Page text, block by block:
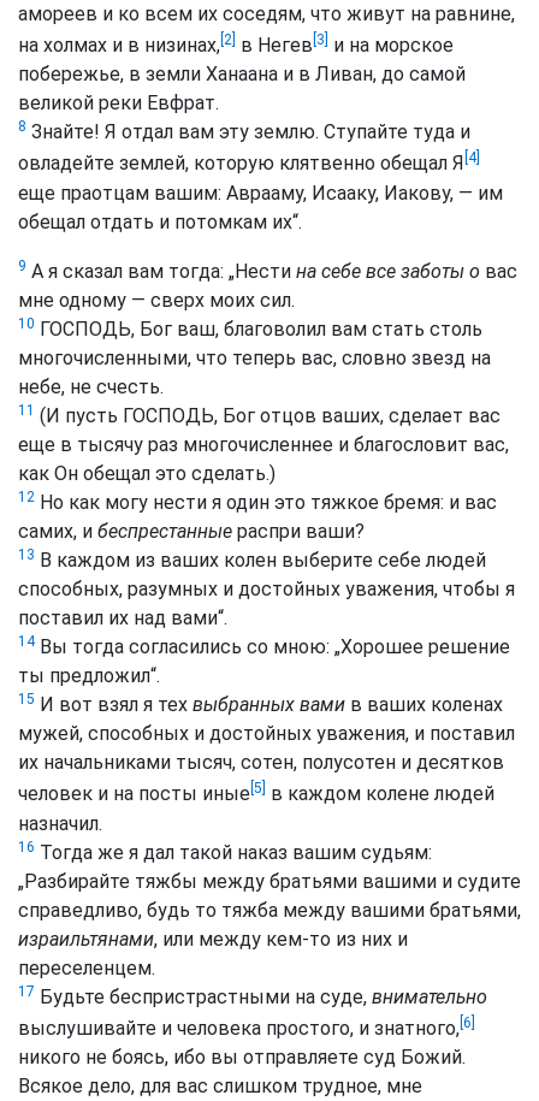
амореев и ко всем их соседям, что живут на равнине,
на холмах и в низинах, [2] в Негев [3]
и на морское
побережье, в земли Ханаана и в Ливан, до самой
великой реки Евфрат.
8 Знайте! Я отдал вам эту землю. Ступайте туда и
овладейте землей, которую клятвенно обещал Я [4]
еще праотцам вашим: Аврааму, Исааку, Иакову, — им
обещал отдать и потомкам их“.
9 А я сказал вам тогда: „Нести на себе все заботы о вас
мне одному — сверх моих сил.
10 ГОСПОДЬ, Бог ваш, благоволил вам стать столь
многочисленными, что теперь вас, словно звезд на
небе, не счесть.
11 (И пусть ГОСПОДЬ, Бог отцов ваших, сделает вас
еще в тысячу раз многочисленнее и благословит вас,
как Он обещал это сделать.)
12 Но как могу нести я один это тяжкое бремя: и вас
самих, и беспрестанные распри ваши?
13 В каждом из ваших колен выберите себе людей
способных, разумных и достойных уважения, чтобы я
поставил их над вами“.
14Вы тогда согласились со мною: „Хорошее решение
ты предложил“.
15 И вот взял я тех выбранных вами в ваших коленах
мужей, способных и достойных уважения, и поставил
их начальниками тысяч, сотен, полусотен и десятков
человек и на посты иные [5]
в каждом колене людей
назначил.
16 Тогда же я дал такой наказ вашим судьям:
„Разбирайте тяжбы между братьями вашими и судите
справедливо, будь то тяжба между вашими братьями,
израильтянами, или между кем-то из них и
переселенцем.
17 Будьте беспристрастными на суде, внимательно
выслушивайте и человека простого, и знатного, [6]
никого не боясь, ибо вы отправляете суд Божий.
Всякое дело, для вас слишком трудное, мне